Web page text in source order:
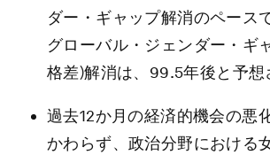
ダー・ギャップ解消のペース
グローバル・ジェンダー・ギ
格差)解消は、99.5年後と予想
過去12か月の経済的機会の悪
かわらず、政治分野における